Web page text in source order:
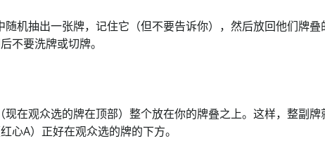
随机抽出一张牌，记住它（但不要告诉你），然后放回他们牌叠
不要洗牌或切牌。
现在观众选的牌在顶部）整个放在你的牌叠之上。这样，整副牌
心A）正好在观众选的牌的下方。